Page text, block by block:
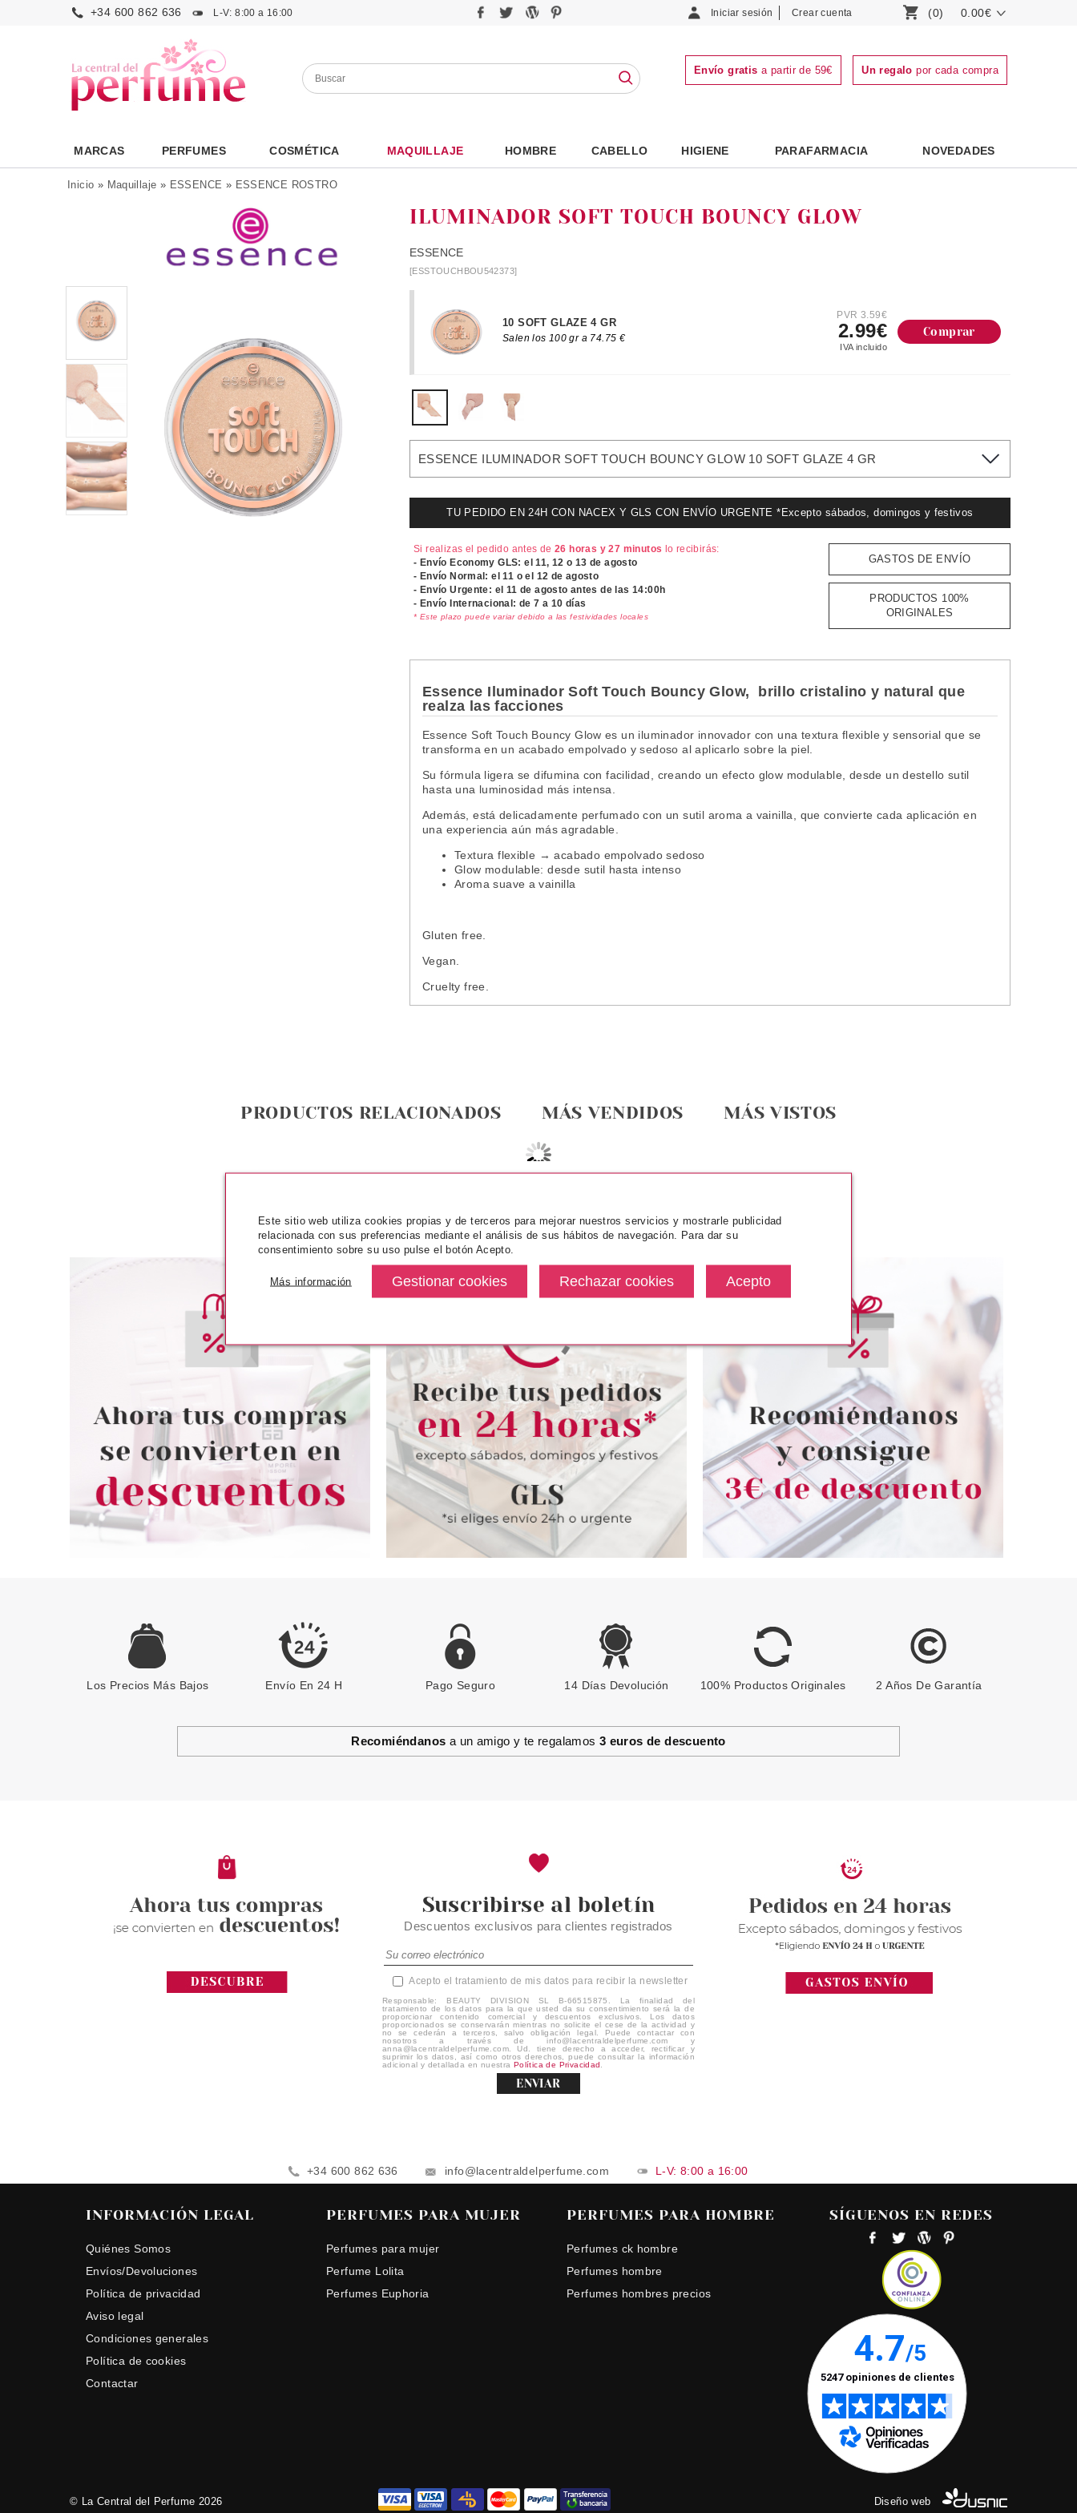
+34 600 862 636 L-V: 8:00 a 16:00 Iniciar sesión Crear cuenta (0) 0.00€
Envío gratis a partir de 59€ Un regalo por cada compra
MARCAS PERFUMES COSMÉTICA MAQUILLAJE HOMBRE CABELLO HIGIENE PARAFARMACIA NOVEDADES
Inicio » Maquillaje » ESSENCE » ESSENCE ROSTRO
ILUMINADOR SOFT TOUCH BOUNCY GLOW
ESSENCE
[ESSTOUCHBOU542373]
10 SOFT GLAZE 4 GR
Salen los 100 gr a 74.75 €
PVR 3.59€
2.99€
IVA incluido
Comprar
ESSENCE ILUMINADOR SOFT TOUCH BOUNCY GLOW 10 SOFT GLAZE 4 GR
TU PEDIDO EN 24H CON NACEX Y GLS CON ENVÍO URGENTE *Excepto sábados, domingos y festivos
Si realizas el pedido antes de26 horas y 27 minutos lo recibirás:
- Envío Economy GLS: el11, 12 o 13 de agosto
- Envío Normal: el11 o el 12 de agosto
- Envío Urgente: el 11 de agosto antes de las 14:00h
- Envío Internacional: de 7 a 10 días
* Este plazo puede variar debido a las festividades locales
GASTOS DE ENVÍO
PRODUCTOS 100%
ORIGINALES
Essence Iluminador Soft Touch Bouncy Glow, brillo cristalino y natural que
realza las facciones
Essence Soft Touch Bouncy Glow es un iluminador innovador con una textura flexible y sensorial que se
transforma en un acabado empolvado y sedoso al aplicarlo sobre la piel.
Su fórmula ligera se difumina con facilidad, creando un efecto glow modulable, desde un destello sutil
hasta una luminosidad más intensa.
Además, está delicadamente perfumado con un sutil aroma a vainilla, que convierte cada aplicación en
una experiencia aún más agradable.
Textura flexible → acabado empolvado sedoso
Glow modulable: desde sutil hasta intenso
Aroma suave a vainilla
Gluten free.
Vegan.
Cruelty free.
PRODUCTOS RELACIONADOS MÁS VENDIDOS MÁS VISTOS
ESSENCE GOLDEN DAYS
Pvr 3.79€
desde
2.95€
ESSENCE
ESSENCE GLIMMER IN A
BUBBLE PREBSE GLASS SKIN
35 ML
Pvr 4.79€
-13% 4.15€
ESSENCE
ESSENCE ILUMINADOR NUTS
ABOUT YOU 4 G
Pvr 4.89€
-14%
desde
4.22€
ESSENCE
ESSENCE BROW LIFTING GEL
FIJADOR DE CEJAS CON
APLICADOR
Pvr 4.89€
-20%
desde
3.90€
ESSENCE FOUNDATION STICK
BASE DE MAQUILLAJE EN
STICK 160
Pvr 5.99€
-14%
desde
ESSENCE
COBERTURA TOTAL 05 IVORY
Pvr 3.19€
desde
Los Precios Más Bajos Envío En 24 H Pago Seguro 14 Días Devolución 100% Productos Originales 2 Años De Garantía
Recomiéndanos a un amigo y te regalamos 3 euros de descuento
Suscribirse al boletín
Descuentos exclusivos para clientes registrados
Acepto el tratamiento de mis datos para recibir la newsletter
Responsable: BEAUTY DIVISION SL B-66515875. La finalidad del
tratamiento de los datos para la que usted da su consentimiento será la de
proporcionar contenido comercial y descuentos exclusivos. Los datos
proporcionados se conservarán mientras no solicite el cese de la actividad y
no se cederán a terceros, salvo obligación legal. Puede contactar con
nosotros a través de info@lacentraldelperfume.com y
anna@lacentraldelperfume.com. Ud. tiene derecho a acceder, rectificar y
suprimir los datos, así como otros derechos, puede consultar la información
adicional y detallada en nuestra Política de Privacidad
ENVIAR
+34 600 862 636 info@lacentraldelperfume.com L-V: 8:00 a 16:00
INFORMACIÓN LEGAL
Quiénes Somos
Envíos/Devoluciones
Política de privacidad
Aviso legal
Condiciones generales
Política de cookies
Contactar
PERFUMES PARA MUJER
Perfumes para mujer
Perfume Lolita
Perfumes Euphoria
PERFUMES PARA HOMBRE
Perfumes ck hombre
Perfumes hombre
Perfumes hombres precios
SÍGUENOS EN REDES
© La Central del Perfume 2026 Diseño web
Este sitio web utiliza cookies propias y de terceros para mejorar nuestros servicios y mostrarle publicidad
relacionada con sus preferencias mediante el análisis de sus hábitos de navegación. Para dar su
consentimiento sobre su uso pulse el botón Acepto.
Más información